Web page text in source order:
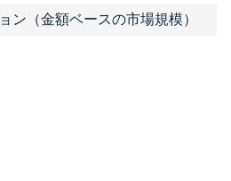
ン（金額ベースの市場規模）